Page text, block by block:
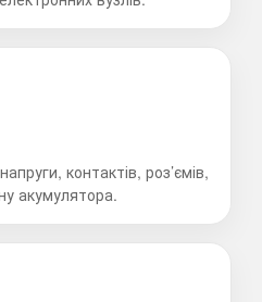
контактів, роз’ємів,
акумулятора.